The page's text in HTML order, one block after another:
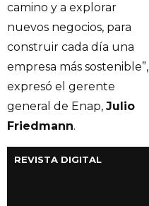
camino y a explorar
nuevos negocios, para
construir cada día una
empresa más sostenible”,
expresó el gerente
general de Enap, Julio
Friedmann.
REVISTA DIGITAL